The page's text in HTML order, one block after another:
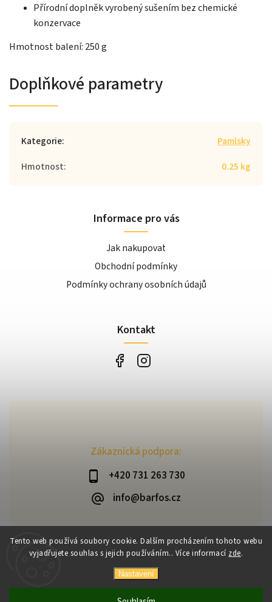
Tento web používá soubory cookie. Dalším procházením tohoto webu
vyjadřujete souhlas s jejich používáním.. Více informací zde.
Nastavení
Přírodní doplněk vyrobený sušením bez chemické
konzervace
Hmotnost balení: 250 g
Doplňkové parametry
Kategorie:
Pamlsky
Hmotnost: 0.25 kg
Zákaznická podpora:
+420 731 263 730
info@barfos.cz
Informace pro vás
Jak nakupovat
Obchodní podmínky
Podmínky ochrany osobních údajů
Kontakt
Copyright 2026Barfoš. Všechna práva vyhrazena.
VytvořilShoptet| Design